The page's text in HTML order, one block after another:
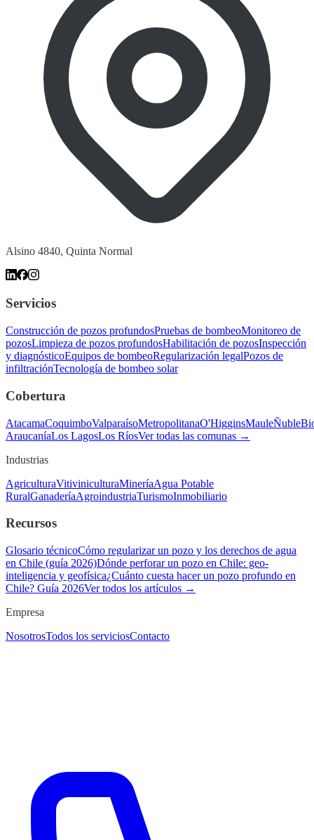
Alsino 4840, Quinta Normal
Servicios
Construcción de pozos profundosPruebas de bombeoMonitoreo de
pozosLimpieza de pozos profundosHabilitación de pozosInspección
y diagnósticoEquipos de bombeoRegularización legalPozos de
infiltraciónTecnología de bombeo solar
Cobertura
AtacamaCoquimboValparaísoMetropolitanaO'HigginsMauleÑuble
AraucaníaLos LagosLos RíosVer todas las comunas →
Industrias
AgriculturaVitiviniculturaMineríaAgua Potable
RuralGanaderíaAgroindustriaTurismoInmobiliario
Recursos
Glosario técnicoCómo regularizar un pozo y los derechos de agua
en Chile (guía 2026)Dónde perforar un pozo en Chile: geo-
inteligencia y geofísica¿Cuánto cuesta hacer un pozo profundo en
Chile? Guía 2026Ver todos los artículos →
Empresa
NosotrosTodos los serviciosContacto